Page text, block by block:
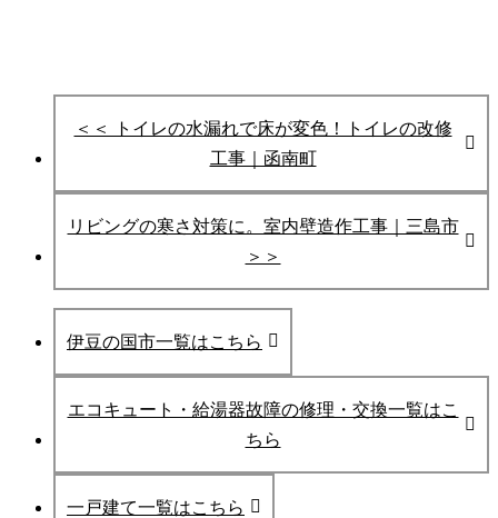
＜＜ トイレの水漏れで床が変色！トイレの改修
工事｜函南町
リビングの寒さ対策に。室内壁造作工事｜三島市
＞＞
伊豆の国市一覧はこちら
エコキュート・給湯器故障の修理・交換一覧はこ
ちら
一戸建て一覧はこちら